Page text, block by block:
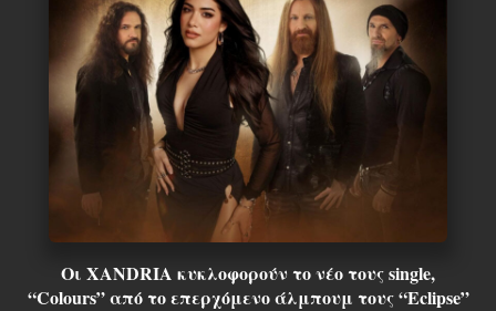
Οι XANDRIA κυκλοφορούν το νέο τους single,
“Colours” από το επερχόμενο άλμπουμ τους “Eclipse”